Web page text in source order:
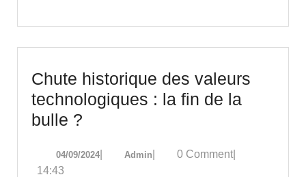
Chute historique des valeurs
technologiques : la fin de la
bulle ?
des
04/09/202404/09/2024
AdminAdmin0 Comment
14:43